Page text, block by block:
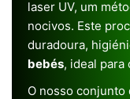
laser UV, um
nocivos. Este
duradoura,
bebés, ideal para
O nosso